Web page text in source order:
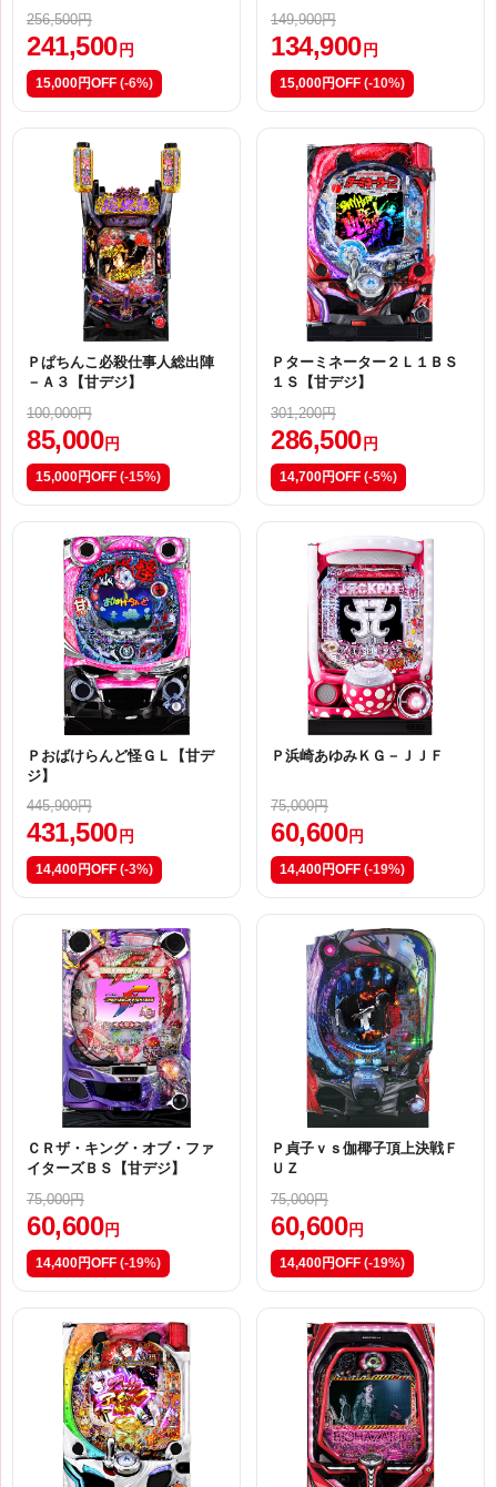
256,500円
241,500 円
15,000円OFF (-6%)
149,900円
134,900 円
15,000円OFF (-10%)
Ｐぱちんこ必殺仕事人総出陣
－Ａ３【甘デジ】
100,000円
85,000 円
15,000円OFF (-15%)
Ｐターミネーター２Ｌ１ＢＳ
１Ｓ【甘デジ】
301,200円
286,500 円
14,700円OFF (-5%)
Ｐおばけらんど怪ＧＬ【甘デ
ジ】
445,900円
431,500 円
14,400円OFF (-3%)
Ｐ浜崎あゆみＫＧ－ＪＪＦ
75,000円
60,600 円
14,400円OFF (-19%)
ＣＲザ・キング・オブ・ファ
イターズＢＳ【甘デジ】
75,000円
60,600 円
14,400円OFF (-19%)
Ｐ貞子ｖｓ伽椰子頂上決戦Ｆ
ＵＺ
75,000円
60,600 円
14,400円OFF (-19%)